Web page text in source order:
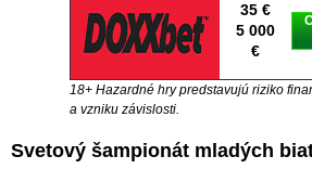
35 €
5 000
€
18+ Hazardné hry predstavujú riziko
a vzniku závislosti.
Svetový šampionát mladých